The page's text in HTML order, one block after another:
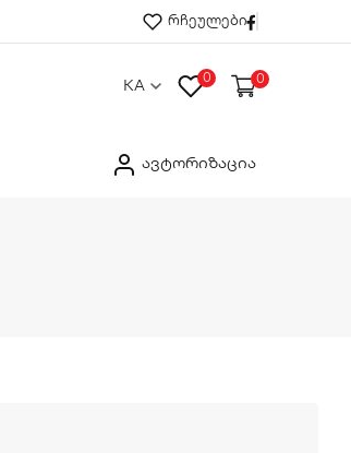
რჩეულები Facebook
KA 0 0
ავტორიზაცია